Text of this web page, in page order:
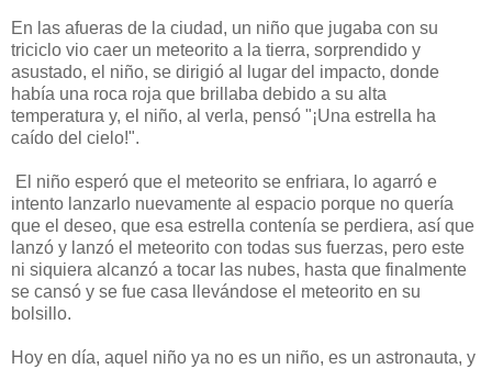
En las afueras de la ciudad, un niño que jugaba con su
triciclo vio caer un meteorito a la tierra, sorprendido y
asustado, el niño, se dirigió al lugar del impacto, donde
había una roca roja que brillaba debido a su alta
temperatura y, el niño, al verla, pensó "¡Una estrella ha
caído del cielo!".
El niño esperó que el meteorito se enfriara, lo agarró e
intento lanzarlo nuevamente al espacio porque no quería
que el deseo, que esa estrella contenía se perdiera, así que
lanzó y lanzó el meteorito con todas sus fuerzas, pero este
ni siquiera alcanzó a tocar las nubes, hasta que finalmente
se cansó y se fue casa llevándose el meteorito en su
bolsillo.
Hoy en día, aquel niño ya no es un niño, es un astronauta, y